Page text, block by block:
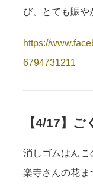
び、とても賑や
https://
6794731211
【4/17】
消しゴムはんこ
楽寺さんの花ま